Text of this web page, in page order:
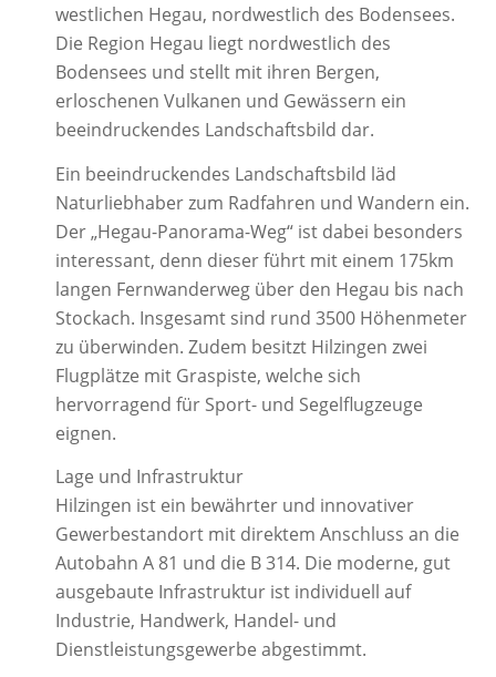
westlichen Hegau, nordwestlich des Bodensees.
Die Region Hegau liegt nordwestlich des
Bodensees und stellt mit ihren Bergen,
erloschenen Vulkanen und Gewässern ein
beeindruckendes Landschaftsbild dar.
Ein beeindruckendes Landschaftsbild läd
Naturliebhaber zum Radfahren und Wandern ein.
Der „Hegau-Panorama-Weg“ ist dabei besonders
interessant, denn dieser führt mit einem 175km
langen Fernwanderweg über den Hegau bis nach
Stockach. Insgesamt sind rund 3500 Höhenmeter
zu überwinden. Zudem besitzt Hilzingen zwei
Flugplätze mit Graspiste, welche sich
hervorragend für Sport- und Segelflugzeuge
eignen.
Lage und Infrastruktur
Hilzingen ist ein bewährter und innovativer
Gewerbestandort mit direktem Anschluss an die
Autobahn A 81 und die B 314. Die moderne, gut
ausgebaute Infrastruktur ist individuell auf
Industrie, Handwerk, Handel- und
Dienstleistungsgewerbe abgestimmt.